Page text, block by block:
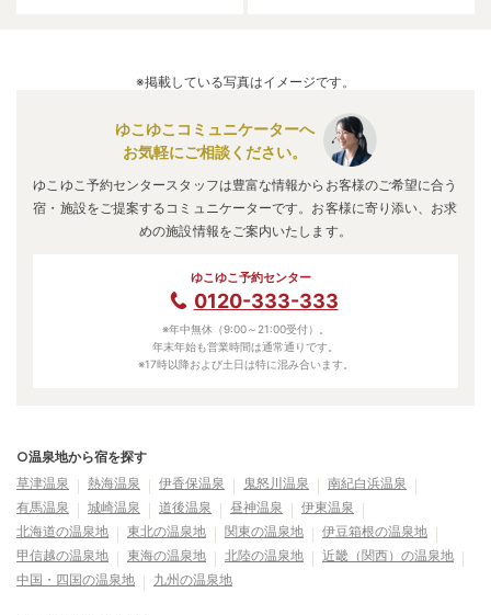
※掲載している写真はイメージです。
ゆこゆこコミュニケーターへ
お気軽にご相談ください。
ゆこゆこ予約センタースタッフは豊富な情報からお客様のご希望に合う
宿・施設をご提案するコミュニケーターです。お客様に寄り添い、お求
めの施設情報をご案内いたします。
ゆこゆこ予約センター
0120-333-333
※年中無休（9:00～21:00受付）。
年末年始も営業時間は通常通りです。
※17時以降および土日は特に混み合います。
○温泉地から宿を探す
草津温泉
熱海温泉 伊香保温泉 鬼怒川温泉
南紀白浜温泉
有馬温泉
城崎温泉 道後温泉 昼神温泉
伊東温泉
北海道の温泉地
東北の温泉地 関東の温泉地
伊豆箱根の温泉地
甲信越の温泉地
東海の温泉地 北陸の温泉地
近畿（関西）の温泉地
中国・四国の温泉地
九州の温泉地